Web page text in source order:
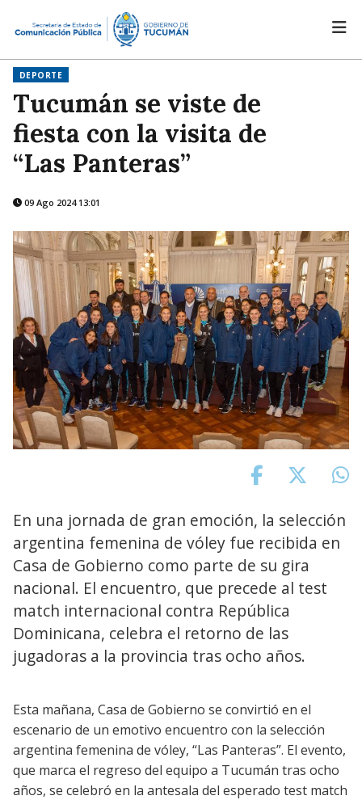
DEPORTE
Tucumán se viste de
fiesta con la visita de
“Las Panteras”
09 Ago 2024 13:01
En una jornada de gran emoción, la selección
argentina femenina de vóley fue recibida en
Casa de Gobierno como parte de su gira
nacional. El encuentro, que precede al test
match internacional contra República
Dominicana, celebra el retorno de las
jugadoras a la provincia tras ocho años.
Esta mañana, Casa de Gobierno se convirtió en el
escenario de un emotivo encuentro con la selección
argentina femenina de vóley, “Las Panteras”. El evento,
que marca el regreso del equipo a Tucumán tras ocho
años, se celebró en la antesala del esperado test match